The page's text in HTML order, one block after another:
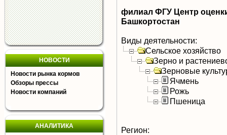
НОВОСТИ
Новости рынка кормов
Обзоры прессы
Новости компаний
АНАЛИТИКА
филиал ФГУ Центр
Башкортостан
Виды деятельности:
Сельское хозяйство
Зерно и
Зерновые
Ячмень
Рожь
Пшеница
Регион: